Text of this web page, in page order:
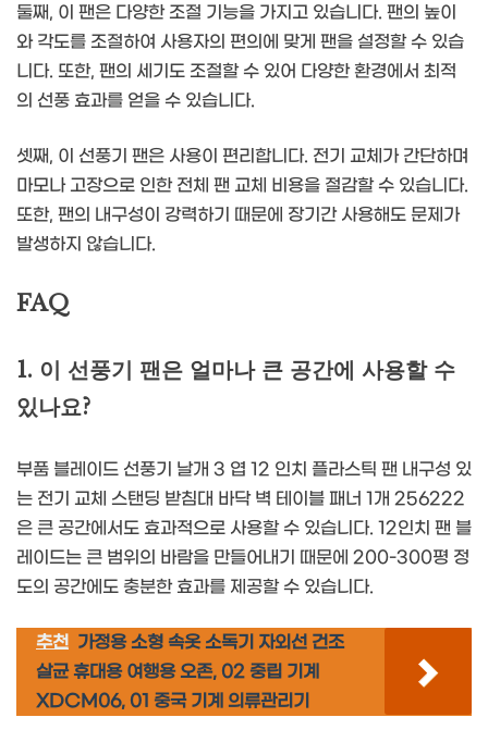
둘째, 이 팬은 다양한 조절 기능을 가지고 있습니다. 팬의 높이
와 각도를 조절하여 사용자의 편의에 맞게 팬을 설정할 수 있습
니다. 또한, 팬의 세기도 조절할 수 있어 다양한 환경에서 최적
의 선풍 효과를 얻을 수 있습니다.
셋째, 이 선풍기 팬은 사용이 편리합니다. 전기 교체가 간단하며
마모나 고장으로 인한 전체 팬 교체 비용을 절감할 수 있습니다.
또한, 팬의 내구성이 강력하기 때문에 장기간 사용해도 문제가
발생하지 않습니다.
FAQ
1. 이 선풍기 팬은 얼마나 큰 공간에 사용할 수
있나요?
부품 블레이드 선풍기 날개 3 엽 12 인치 플라스틱 팬 내구성 있
는 전기 교체 스탠딩 받침대 바닥 벽 테이블 패너 1개 256222
은 큰 공간에서도 효과적으로 사용할 수 있습니다. 12인치 팬 블
레이드는 큰 범위의 바람을 만들어내기 때문에 200-300평 정
도의 공간에도 충분한 효과를 제공할 수 있습니다.
추천 가정용 소형 속옷 소독기 자외선 건조
살균 휴대용 여행용 오존, 02 중립 기계
XDCM06, 01 중국 기계 의류관리기